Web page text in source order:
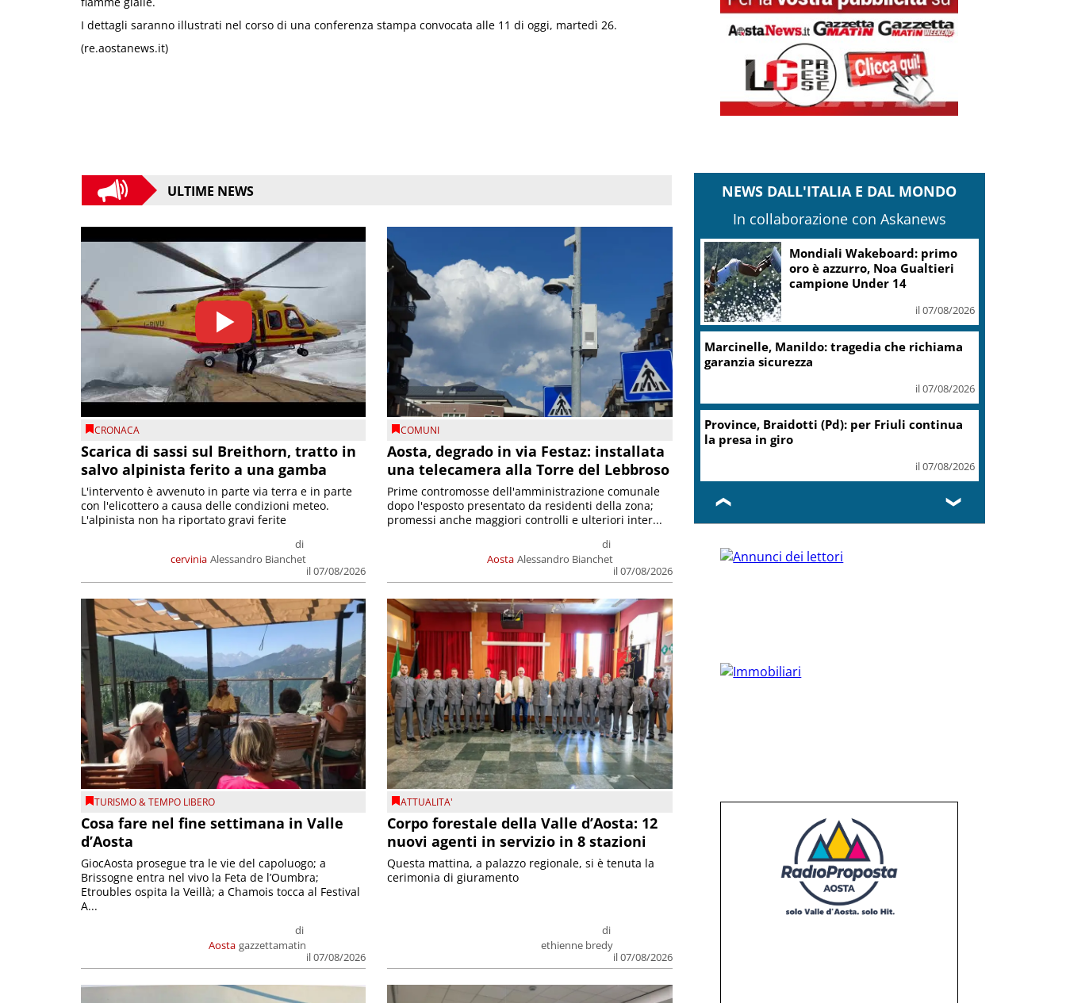
I dettagli saranno illustrati nel corso di una conferenza stampa convocata alle 11 di oggi, martedì 26.
(re.aostanews.it)
ULTIME NEWS
CRONACA
Scarica di sassi sul Breithorn, tratto in
salvo alpinista ferito a una gamba
cervinia
di
Alessandro Bianchet
il 07/08/2026
L'intervento è avvenuto in parte via terra e in parte
con l'elicottero a causa delle condizioni meteo.
L'alpinista non ha riportato gravi ferite
COMUNI
Aosta, degrado in via Festaz: installata
una telecamera alla Torre del Lebbroso
Aosta
di
Alessandro Bianchet
il 07/08/2026
Prime contromosse dell'amministrazione comunale
dopo l'esposto presentato da residenti della zona;
promessi anche maggiori controlli e ulteriori inter...
TURISMO & TEMPO LIBERO
Cosa fare nel fine settimana in Valle
d’Aosta
Aosta
di
gazzettamatin
il 07/08/2026
GiocAosta prosegue tra le vie del capoluogo; a
Brissogne entra nel vivo la Feta de l’Oumbra;
Etroubles ospita la Veillà; a Chamois tocca al Festival
A...
ATTUALITA'
Corpo forestale della Valle d’Aosta: 12
nuovi agenti in servizio in 8 stazioni
di
ethienne bredy
il 07/08/2026
Questa mattina, a palazzo regionale, si è tenuta la
cerimonia di giuramento
NEWS DALL'ITALIA E DAL MONDO
In collaborazione con Askanews
Mondiali Wakeboard: primo
oro è azzurro, Noa Gualtieri
campione Under 14
il 07/08/2026
Marcinelle, Manildo: tragedia che richiama
garanzia sicurezza
il 07/08/2026
Province, Braidotti (Pd): per Friuli continua
la presa in giro
il 07/08/2026
❮ ❯